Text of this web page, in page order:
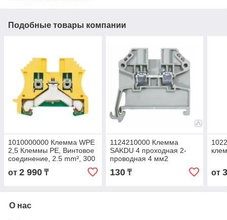
Подобные товары компании
1010000000 Клемма WPE
2,5 Клеммы PE, Винтовое
соединение, 2.5 mm², 300
A (2,5 мм²), зеленый/
желтый
от 2 990 ₸
1124210000 Клемма
SAKDU 4 проходная 2-
проводная 4 мм2
130₸ от
О нас